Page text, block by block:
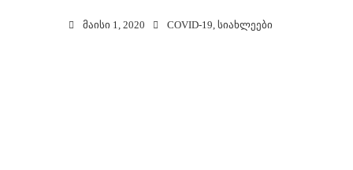
მაისი 1, 2020 COVID-19, სიახლეები